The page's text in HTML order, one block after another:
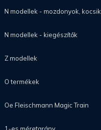
N modellek - mozdonyok, kocsik
N modellek - kiegészítők
Z modellek
O termékek
Oe Fleischmann Magic Train